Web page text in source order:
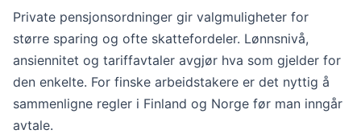
Private pensjonsordninger gir valgmuligheter for
større sparing og ofte skattefordeler. Lønnsnivå,
ansiennitet og tariffavtaler avgjør hva som gjelder for
den enkelte. For finske arbeidstakere er det nyttig å
sammenligne regler i Finland og Norge før man inngår
avtale.